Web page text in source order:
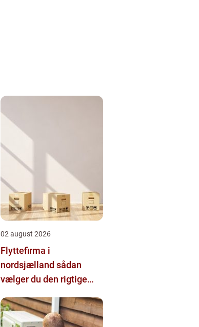
02 august 2026
Flyttefirma i
nordsjælland sådan
vælger du den rigtige